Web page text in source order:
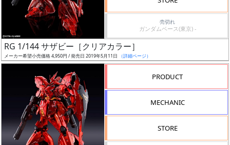
グ
レ
ス
売切れ
ガンダムベース(東京) -
RG 1/144 サザビー［クリアカラー］
メーカー希望小売価格 4,950円 / 発売日 2019年5月11日 （詳細ページ）
PRODUCT
MECHANIC
STORE